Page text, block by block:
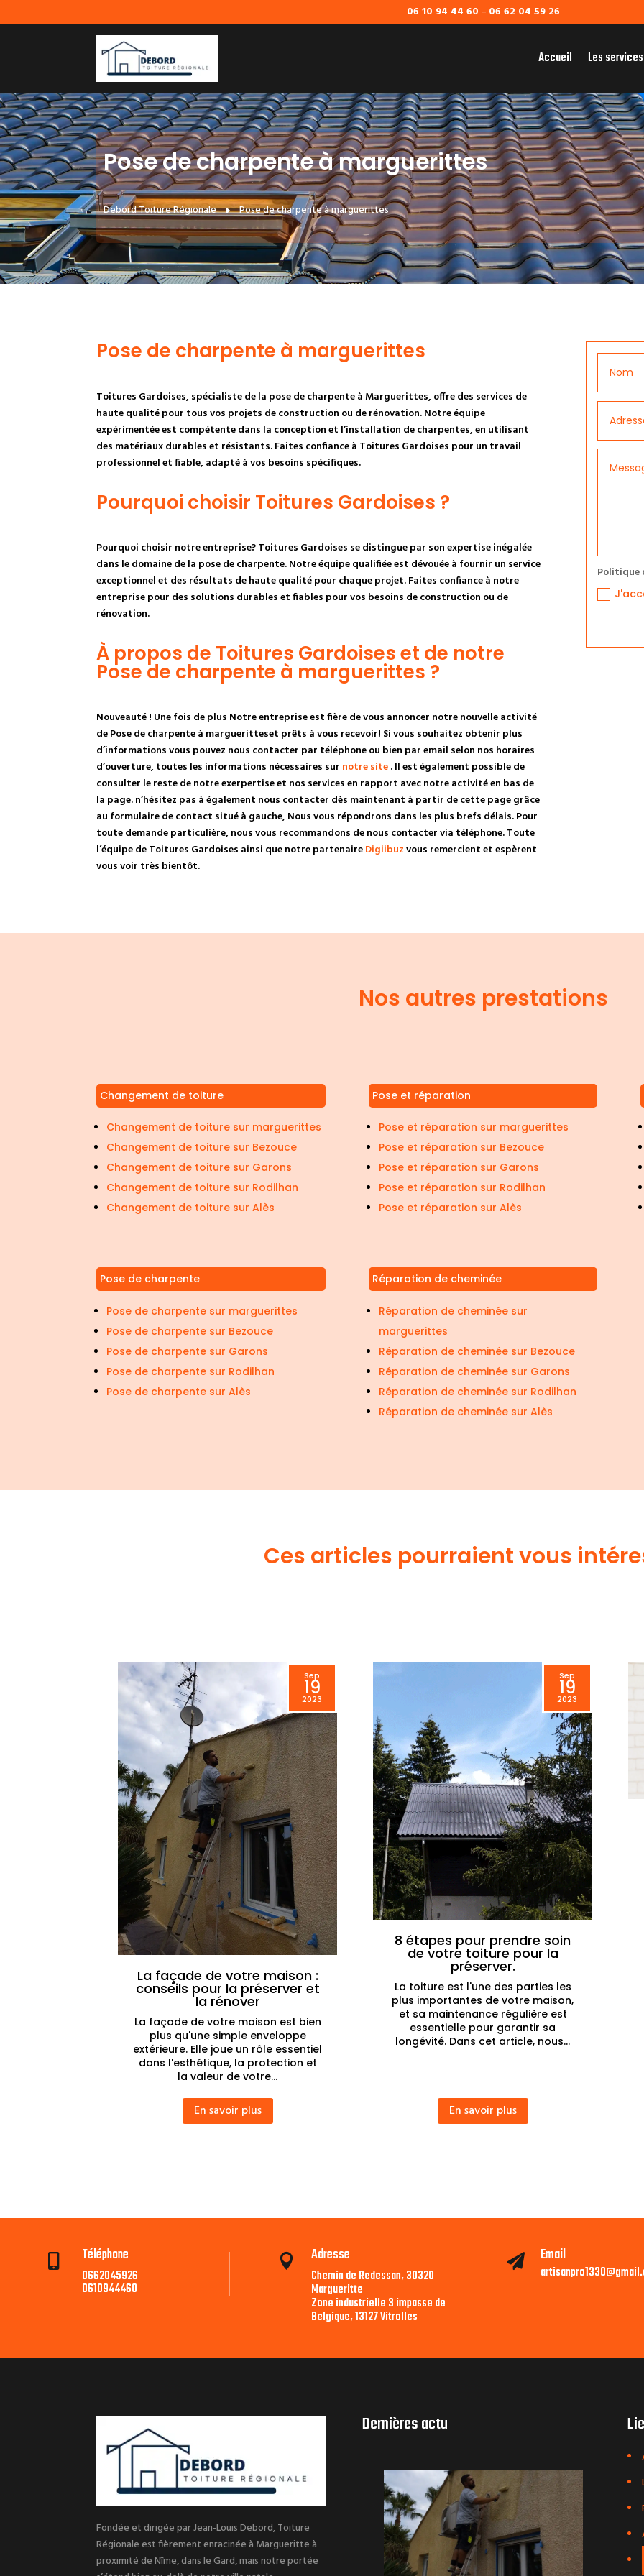
06 10 94 44 60 – 06 62 04 59 26
Accueil Les services
Pose de charpente à marguerittes
Debord Toiture Régionale E Pose de charpente à marguerittes
Pose de charpente à marguerittes
Toitures Gardoises, spécialiste de la pose de charpente à Marguerittes, offre des services de
haute qualité pour tous vos projets de construction ou de rénovation. Notre équipe
expérimentée est compétente dans la conception et l’installation de charpentes, en utilisant
des matériaux durables et résistants. Faites confiance à Toitures Gardoises pour un travail
professionnel et fiable, adapté à vos besoins spécifiques.
Pourquoi choisir Toitures Gardoises ?
Pourquoi choisir notre entreprise? Toitures Gardoises se distingue par son expertise inégalée
dans le domaine de la pose de charpente. Notre équipe qualifiée est dévouée à fournir un service
exceptionnel et des résultats de haute qualité pour chaque projet. Faites confiance à notre
entreprise pour des solutions durables et fiables pour vos besoins de construction ou de
rénovation.
À propos de Toitures Gardoises et de notre
Pose de charpente à marguerittes ?
Nouveauté ! Une fois de plus Notre entreprise est fière de vous annoncer notre nouvelle activité
de Pose de charpente à margueritteset prêts à vous recevoir! Si vous souhaitez obtenir plus
d’informations vous pouvez nous contacter par téléphone ou bien par email selon nos horaires
d’ouverture, toutes les informations nécessaires sur notre site. Il est également possible de
consulter le reste de notre exerpertise et nos services en rapport avec notre activité en bas de
la page. n’hésitez pas à également nous contacter dès maintenant à partir de cette page grâce
au formulaire de contact situé à gauche, Nous vous répondrons dans les plus brefs délais. Pour
toute demande particulière, nous vous recommandons de nous contacter via téléphone. Toute
l’équipe de Toitures Gardoises ainsi que notre partenaireDigiibuzvous remercient et espèrent
vous voir très bientôt.
Politique
Nos autres prestations
Changement de toiture
Changement de toiture sur marguerittes
Changement de toiture sur Bezouce
Changement de toiture sur Garons
Changement de toiture sur Rodilhan
Changement de toiture sur Alès
Pose et réparation
Pose et réparation sur marguerittes
Pose et réparation sur Bezouce
Pose et réparation sur Garons
Pose et réparation sur Rodilhan
Pose et réparation sur Alès
Pose de charpente
Pose de charpente sur marguerittes
Pose de charpente sur Bezouce
Pose de charpente sur Garons
Pose de charpente sur Rodilhan
Pose de charpente sur Alès
Réparation de cheminée
Réparation de cheminée sur
marguerittes
Réparation de cheminée sur Bezouce
Réparation de cheminée sur Garons
Réparation de cheminée sur Rodilhan
Réparation de cheminée sur Alès
Ces articles pourraient vous
Sep
19
2023
La façade de votre maison :
conseils pour la préserver et
la rénover
La façade de votre maison est bien
plus qu'une simple enveloppe
extérieure. Elle joue un rôle essentiel
dans l'esthétique, la protection et
la valeur de votre...
En savoir plus
Sep
19
2023
8 étapes pour prendre soin
de votre toiture pour la
préserver.
La toiture est l'une des parties les
plus importantes de votre maison,
et sa maintenance régulière est
essentielle pour garantir sa
longévité. Dans cet article, nous...
En savoir plus
Téléphone
0662045926
0610944460
 Adresse
Chemin de Redessan, 30320
Margueritte
Zone industrielle 3 impasse de
Belgique, 13127 Vitrolles
 Email
Fondée et dirigée par Jean-Louis Debord, Toiture
Régionale est fièrement enracinée à Margueritte à
proximité de Nîme, dans le Gard, mais notre portée
Dernières actu